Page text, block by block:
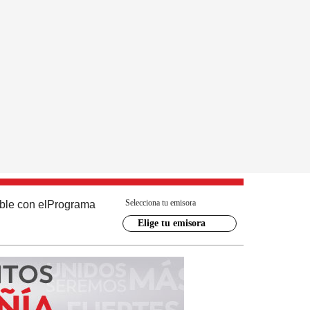
con el Programa Selecciona tu emisora
Elige tu emisora